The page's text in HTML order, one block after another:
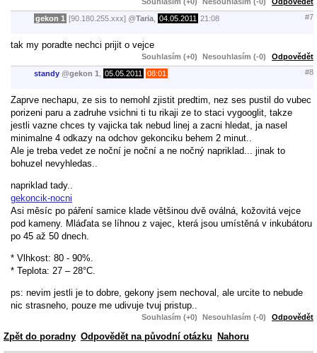
gekon 1 [90.180.255.xxx] @Taria 04.05.2011 21:08 #7
tak my poradte nechci prijit o vejce
Souhlasím (+0) Nesouhlasím (-0) Odpovědět
standy @gekon 1 05.05.2011 08:01 #8
Zaprve nechapu, ze sis to nemohl zjistit predtim, nez ses pustil do vubec
porizeni paru a zadruhe vsichni ti tu rikaji ze to staci vygooglit, takze
jestli vazne chces ty vajicka tak nebud linej a zacni hledat, ja nasel
minimalne 4 odkazy na odchov gekonciku behem 2 minut..
Ale je treba vedet ze noční je noční a ne nočný napriklad... jinak to
bohuzel nevyhledas..
napriklad tady..
gekoncik-nocni
Asi měsíc po páření samice klade většinou dvě oválná, kožovitá vejce
pod kameny. Mláďata se líhnou z vajec, která jsou umístěná v inkubátoru
po 45 až 50 dnech.
* Vlhkost: 80 - 90%.
* Teplota: 27 – 28°C.
ps: nevim jestli je to dobre, gekony jsem nechoval, ale urcite to nebude
nic strasneho, pouze me udivuje tvuj pristup..
Souhlasím (+0) Nesouhlasím (-0) Odpovědět
Zpět do poradny Odpovědět na původní otázku Nahoru